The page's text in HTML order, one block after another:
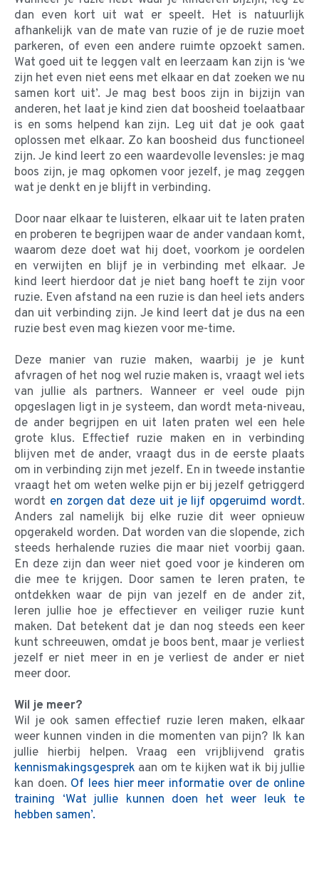
dan even kort uit wat er speelt. Het is natuurlijk
afhankelijk van de mate van ruzie of je de ruzie moet
parkeren, of even een andere ruimte opzoekt samen.
Wat goed uit te leggen valt en leerzaam kan zijn is ‘we
zijn het even niet eens met elkaar en dat zoeken we nu
samen kort uit’. Je mag best boos zijn in bijzijn van
anderen, het laat je kind zien dat boosheid toelaatbaar
is en soms helpend kan zijn. Leg uit dat je ook gaat
oplossen met elkaar. Zo kan boosheid dus functioneel
zijn. Je kind leert zo een waardevolle levensles: je mag
boos zijn, je mag opkomen voor jezelf, je mag zeggen
wat je denkt en je blijft in verbinding.
Door naar elkaar te luisteren, elkaar uit te laten praten
en proberen te begrijpen waar de ander vandaan komt,
waarom deze doet wat hij doet, voorkom je oordelen
en verwijten en blijf je in verbinding met elkaar. Je
kind leert hierdoor dat je niet bang hoeft te zijn voor
ruzie. Even afstand na een ruzie is dan heel iets anders
dan uit verbinding zijn. Je kind leert dat je dus na een
ruzie best even mag kiezen voor me-time.
Deze manier van ruzie maken, waarbij je je kunt
afvragen of het nog wel ruzie maken is, vraagt wel iets
van jullie als partners. Wanneer er veel oude pijn
opgeslagen ligt in je systeem, dan wordt meta-niveau,
de ander begrijpen en uit laten praten wel een hele
grote klus. Effectief ruzie maken en in verbinding
blijven met de ander, vraagt dus in de eerste plaats
om in verbinding zijn met jezelf. En in tweede instantie
vraagt het om weten welke pijn er bij jezelf getriggerd
wordt en zorgen dat deze uit je lijf opgeruimd wordt.
Anders zal namelijk bij elke ruzie dit weer opnieuw
opgerakeld worden. Dat worden van die slopende, zich
steeds herhalende ruzies die maar niet voorbij gaan.
En deze zijn dan weer niet goed voor je kinderen om
die mee te krijgen. Door samen te leren praten, te
ontdekken waar de pijn van jezelf en de ander zit,
leren jullie hoe je effectiever en veiliger ruzie kunt
maken. Dat betekent dat je dan nog steeds een keer
kunt schreeuwen, omdat je boos bent, maar je verliest
jezelf er niet meer in en je verliest de ander er niet
meer door.
Wil je meer?
Wil je ook samen effectief ruzie leren maken, elkaar
weer kunnen vinden in die momenten van pijn? Ik kan
jullie hierbij helpen. Vraag een vrijblijvend gratis
kennismakingsgesprek aan om te kijken wat ik bij jullie
kan doen. Of lees hier meer informatie over de online
training ‘Wat jullie kunnen doen het weer leuk te
hebben samen’.